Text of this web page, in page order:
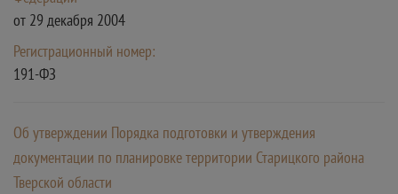
от 29 декабря 2004
Регистрационный номер:
191-ФЗ
Об утверждении Порядка подготовки и утверждения
документации по планировке территории Старицкого района
Тверской области